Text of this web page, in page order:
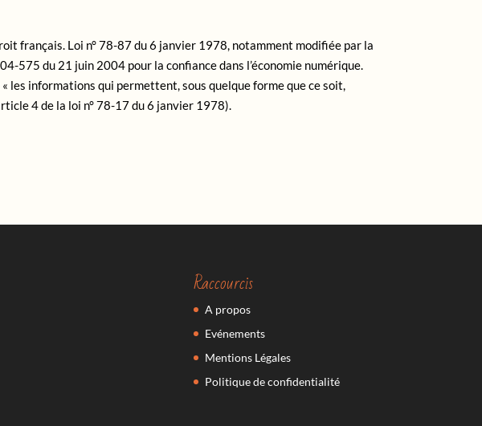
français. Loi n° 78-87 du 6 janvier 1978, notamment modifiée par la
575 du 21 juin 2004 pour la confiance dans l’économie numérique.
informations qui permettent, sous quelque forme que ce soit,
4 de la loi n° 78-17 du 6 janvier 1978).
Raccourcis
A propos
Evénements
Mentions Légales
Politique de confidentialité